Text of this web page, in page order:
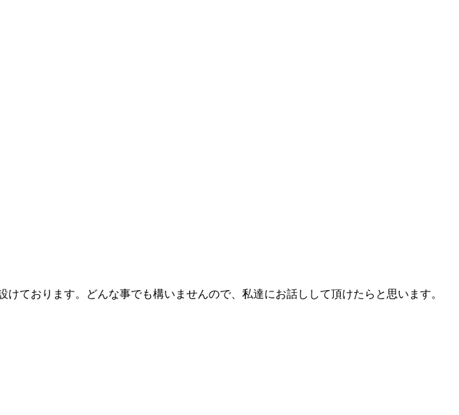
ております。どんな事でも構いませんので、私達にお話しして頂けたらと思います。